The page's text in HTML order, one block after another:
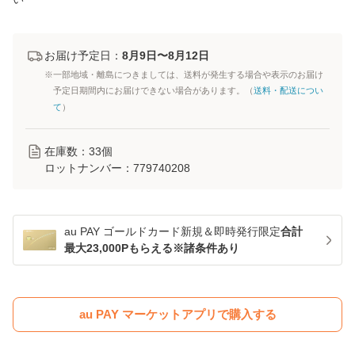
お届け予定日： 8月9日〜8月12日
※一部地域・離島につきましては、送料が発生する場合や表示のお届け
予定日期間内にお届けできない場合があります。（送料・配送につい
て ）
在庫数： 33個
ロットナンバー： 779740208
au PAY ゴールドカード新規＆即時発行限定合計
最大23,000Pもらえる※諸条件あり
au PAY マーケットアプリで購入する